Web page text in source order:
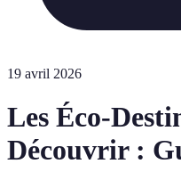
19 avril 2026
Les Éco-
Découvrir :